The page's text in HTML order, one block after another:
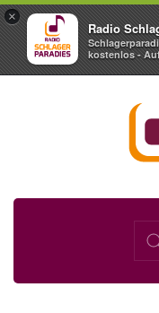
×
Radio
kostenlos -